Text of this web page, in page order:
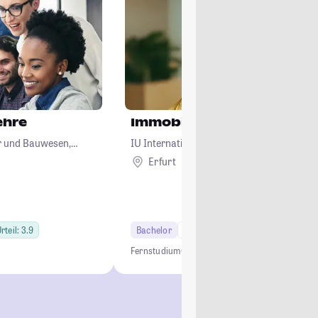
Bauwesen,
3.9
Immobilienwirtschaft
IU Internationale Hochschule
Erfurt
Bachelor
FernstudiumOnline Studium